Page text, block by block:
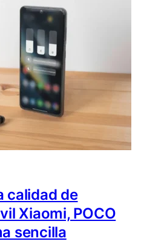
calidad de
Xiaomi, POCO
sencilla